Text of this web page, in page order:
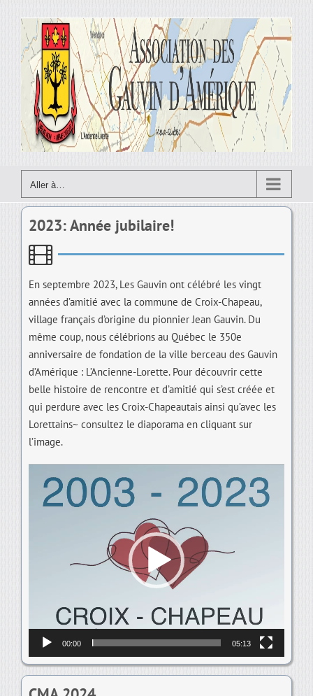
content
Aller à…
2023: Année jubilaire!
En septembre 2023, Les Gauvin ont célébré les vingt
années d’amitié avec la commune de Croix-Chapeau,
village français d’origine du pionnier Jean Gauvin. Du
même coup, nous célébrions au Québec le 350e
anniversaire de fondation de la ville berceau des Gauvin
d’Amérique : L’Ancienne-Lorette. Pour découvrir cette
belle histoire de rencontre et d’amitié qui s’est créée et
qui perdure avec les Croix-Chapeautais ainsi qu’avec les
Lorettains~ consultez le diaporama en cliquant sur
l’image.
vidéo
00:00 05:13